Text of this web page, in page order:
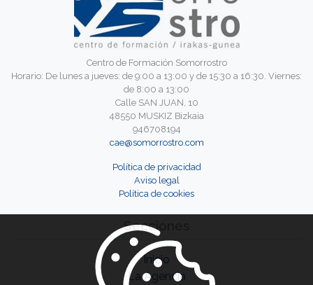
Centro de Formación Somorrostro
Horario: De lunes a jueves: de 9:00 a 13:00 y de 15:30 a 16:30. Viernes:
de 8:00 a 13:00
Calle SAN JUAN, 10
48550 MUSKIZ Bizkaia
946708194
cae@somorrostro.com
Política de privacidad
Aviso legal
Política de cookies
Secciones
Inicio
La Agencia